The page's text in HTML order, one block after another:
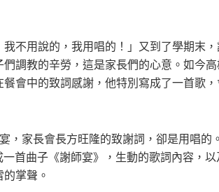
不用說的，我用唱的！」又到了學期末
調教的辛勞，這是家長們的心意。如今高
會中的致詞感謝，他特別寫成了一首歌，
，家長會長方旺隆的致謝詞，卻是用唱的
首曲子《謝師宴》，生動的歌詞內容，
掌聲。